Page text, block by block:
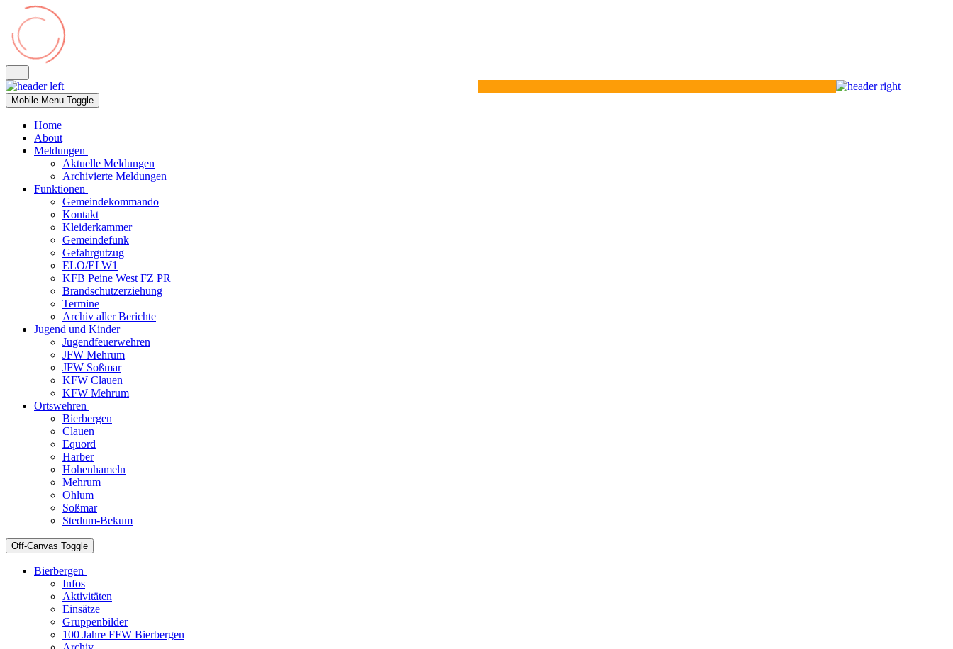
Mobile Menu Toggle
Home
About
Meldungen
Aktuelle Meldungen
Archivierte Meldungen
Funktionen
Gemeindekommando
Kontakt
Kleiderkammer
Gemeindefunk
Gefahrgutzug
ELO/ELW1
KFB Peine West FZ PR
Brandschutzerziehung
Termine
Archiv aller Berichte
Jugend und Kinder
Jugendfeuerwehren
JFW Mehrum
JFW Soßmar
KFW Clauen
KFW Mehrum
Ortswehren
Bierbergen
Clauen
Equord
Harber
Hohenhameln
Mehrum
Ohlum
Soßmar
Stedum-Bekum
Off-Canvas Toggle
Bierbergen
Infos
Aktivitäten
Einsätze
Gruppenbilder
100 Jahre FFW Bierbergen